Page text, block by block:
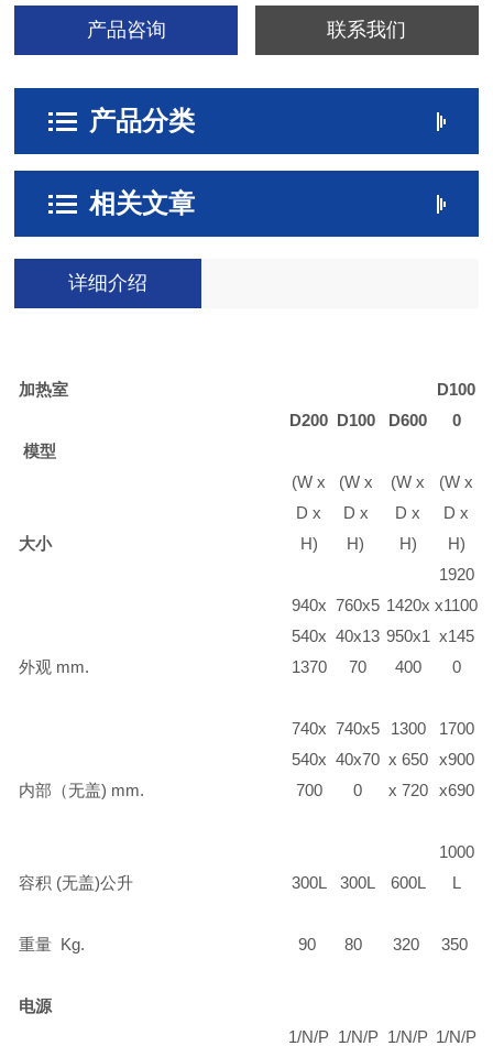
产品咨询 联系我们
产品分类
相关文章
详细介绍
加热室
D200
D100 D600
D100
0
模型
大小
(W x
D x
H)
(W x
D x
H)
(W x
D x
H)
(W x
D x
H)
外观 mm.
940x
540x
1370
760x5
40x13
70
1420x
950x1
400
1920
x1100
x145
0
内部（无盖) mm.
740x
540x
700
740x5
40x70
0
1300
x 650
x 720
1700
x900
x690
容积 (无盖)公升 300L 300L 600L
1000
L
重量 Kg. 90 80 320 350
电源
1/N/P 1/N/P 1/N/P 1/N/P